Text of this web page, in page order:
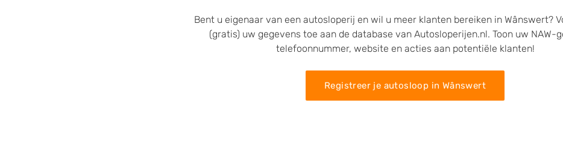
Bent u eigenaar van een autosloperij en wil u meer klanten bereiken in Wânswert?
(gratis) uw gegevens toe aan de database van Autosloperijen.nl. Toon uw NAW-
telefoonnummer, website en acties aan potentiële klanten!
Registreer je autosloop in Wânswert